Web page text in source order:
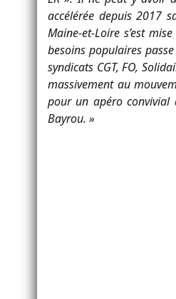
accélérée depuis 2017
Maine-et-Loire s’est
besoins populaires
syndicats CGT, FO,
massivement au
pour un apéro
Bayrou. »